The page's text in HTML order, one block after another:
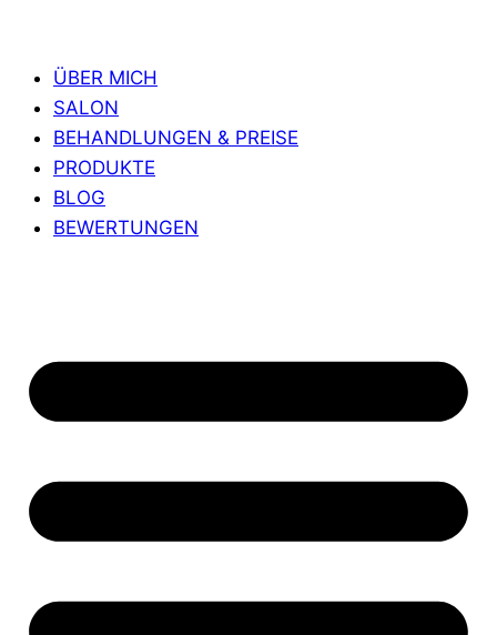
ÜBER MICH
SALON
BEHANDLUNGEN & PREISE
PRODUKTE
BLOG
BEWERTUNGEN